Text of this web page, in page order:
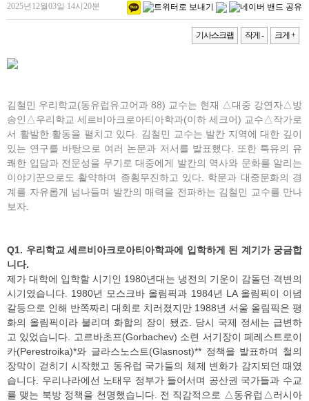
2025년12월03일 14시20분
기사스크랩 작게 - 크게 +
김철민 우리학교(동유럽유고어과 88) 교수는 현재 △대중 강연자△방
송인△우리학교 세르비아크로아티아학과(이하 세크어) 교수△작가로
서 활발한 활동을 펼치고 있다. 김철민 교수는 발칸 지역에 대한 깊이
있는 연구를 바탕으로 여러 논문과 저서를 발표했다. 또한 특유의 유
쾌한 입담과 전문성을 무기로 대중에게 발칸의 역사와 문화를 알리는
이야기꾼으로도 활약하며 종횡무진하고 있다. 학문과 대중문화의 경
계를 자유롭게 넘나들며 발칸의 매력을 전파하는 김철민 교수를 만나
보자.
Q1. 우리학교 세르비아크로아티아학과에 입학하게 된 계기가 궁금합
니다.
제가 대학에 입학할 시기인 1980년대는 냉전의 기운이 감돌던 격변의
시기였습니다. 1980년 모스크바 올림픽과 1984년 LA 올림픽이 이념
갈등으로 인해 반쪽짜리 대회로 치러졌지만 1988년 서울 올림픽은 평
화의 올림픽이라 불리며 화합의 장이 됐죠. 당시 국제 정세는 급변하
고 있었습니다. 고르바초프(Gorbachev) 소련 서기장이 페레스트로이
카(Perestroika)*와 글라스노스트(Glasnost)** 정책을 발표하며 철의
장막이 걷히기 시작했고 동유럽 국가들의 체제 변화가 감지되던 때였
습니다. 우리나라에선 노태우 정부가 들어서며 공산권 국가들과 수교
를 맺는 북방 정책을 천명했습니다. 전 직감적으로 △동유럽△러시아